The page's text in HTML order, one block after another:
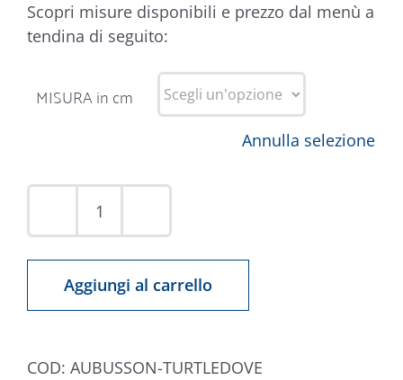
Scopri misure disponibili e prezzo dal menù a
tendina di seguito:
MISURA in cm
Annulla selezione
Tappeto
quantità
Aggiungi al carrello
COD: AUBUSSON-TURTLEDOVE